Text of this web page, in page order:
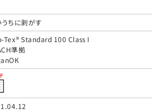
ちに剥がす
Tex® Standard 100 Class I
準拠